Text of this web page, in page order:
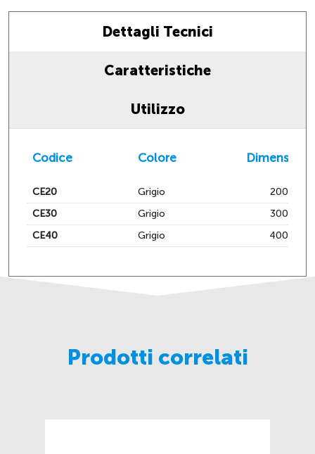
Dettagli Tecnici
Caratteristiche
Utilizzo
Codice Colore Dimensioni
CE20 Grigio
200x200
CE30
Grigio
300x300
CE40
Grigio 400x400
Prodotti correlati